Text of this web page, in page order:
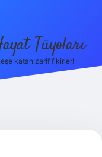
Tüyoları
katan zarif fikirler!